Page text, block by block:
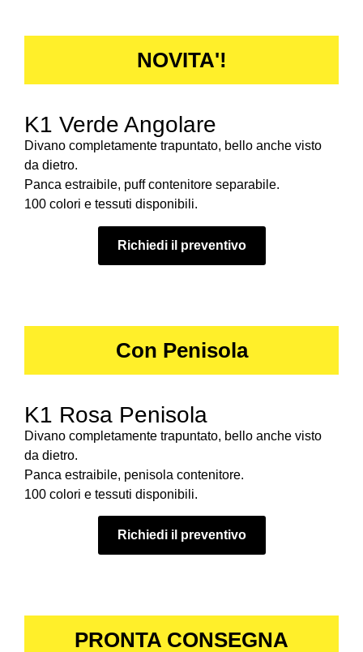
NOVITA'!
K1 Verde Angolare
Divano completamente trapuntato, bello anche visto
da dietro.
Panca estraibile, puff contenitore separabile.
100 colori e tessuti disponibili.
Richiedi il preventivo
Con Penisola
K1 Rosa Penisola
Divano completamente trapuntato, bello anche visto
da dietro.
Panca estraibile, penisola contenitore.
100 colori e tessuti disponibili.
Richiedi il preventivo
PRONTA CONSEGNA